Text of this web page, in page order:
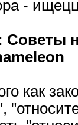
-
Советы
как